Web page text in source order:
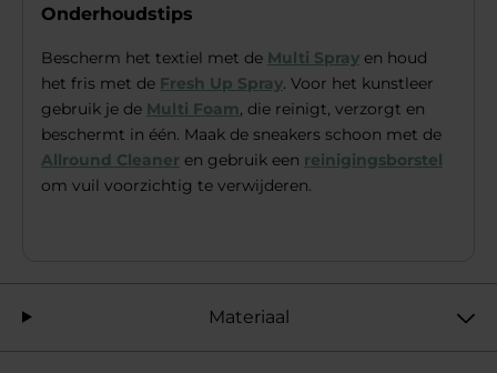
Onderhoudstips
Bescherm het textiel met de Multi Spray en houd
het fris met de Fresh Up Spray. Voor het kunstleer
gebruik je de Multi Foam, die reinigt, verzorgt en
beschermt in één. Maak de sneakers schoon met de
Allround Cleaner en gebruik een reinigingsborstel
om vuil voorzichtig te verwijderen.
Materiaal